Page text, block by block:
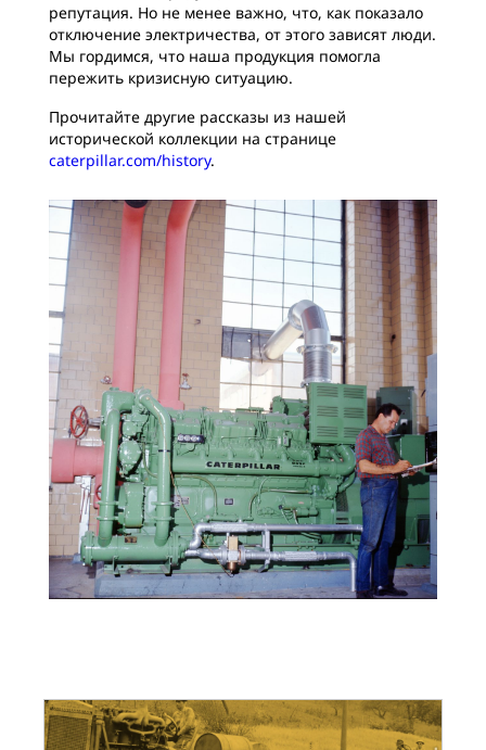
репутация. Но не менее важно, что, как показало
отключение электричества, от этого зависят люди.
Мы гордимся, что наша продукция помогла
пережить кризисную ситуацию.
Прочитайте другие рассказы из нашей
исторической коллекции на странице
caterpillar.com/history.